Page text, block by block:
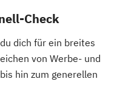
Check
dich für ein breites
von Werbe- und
hin zum generellen